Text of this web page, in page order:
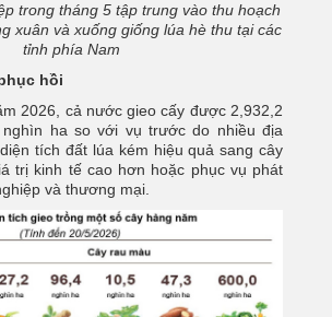
trong tháng 5 tập trung vào thu hoạch
xuân và xuống giống lúa hè thu tại các
tỉnh phía Nam
hồi
2026, cả nước gieo cấy được 2,932,2
ha so với vụ trước do nhiều địa
tích đất lúa kém hiệu quả sang cây
trị kinh tế cao hơn hoặc phục vụ phát
và thương mại.